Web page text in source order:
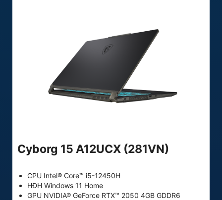
Cyborg 15 A12UCX (281VN)
CPU Intel® Core™ i5-12450H
HĐH Windows 11 Home
GPU NVIDIA® GeForce RTX™ 2050 4GB GDDR6